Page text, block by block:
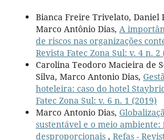
Bianca Freire Trivelato, Daniel
Marco Antônio Dias, A
de riscos nas organizações
Revista Fatec Zona Sul: v. 4 n. 2
Carolina Teodoro Macieira de
Silva, Marco Antonio Dias,
hoteleira: caso do hotel
Fatec Zona Sul: v. 6 n. 1 (2019)
Marco Antonio Dias,
sustentável e o meio ambiente:
desproporcionais , Refas -